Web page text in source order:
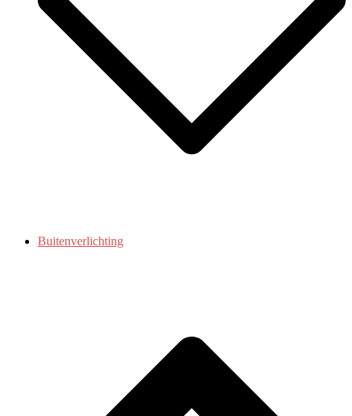
Buitenverlichting